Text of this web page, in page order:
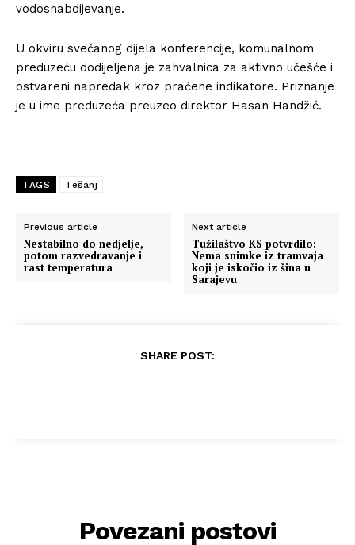
vodosnabdijevanje.
U okviru svečanog dijela konferencije, komunalnom
preduzeću dodijeljena je zahvalnica za aktivno učešće i
ostvareni napredak kroz praćene indikatore. Priznanje
je u ime preduzeća preuzeo direktor Hasan Handžić.
TAGS Tešanj
Previous article
Nestabilno do nedjelje,
potom razvedravanje i
rast temperatura
Next article
Tužilaštvo KS potvrdilo:
Nema snimke iz tramvaja
koji je iskočio iz šina u
Sarajevu
SHARE POST:
Povezani postovi